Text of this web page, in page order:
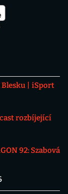
iSport
rozbíjející
92: Szabová